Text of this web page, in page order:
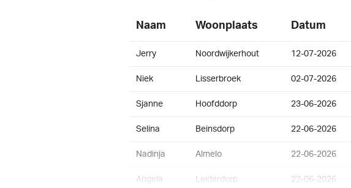
Naam Woonplaats Datum
Jerry Noordwijkerhout 12-07-2026
Niek Lisserbroek 02-07-2026
Sjanne Hoofddorp 23-06-2026
Selina Beinsdorp 22-06-2026
Nadinja Almelo 22-06-2026
Angela Leiderdorp 22-06-2026